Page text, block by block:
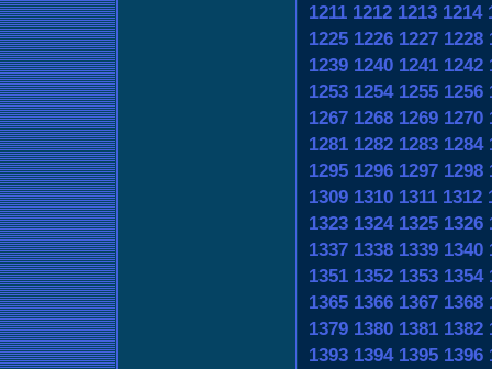
1211 1212 1213 1214
1225 1226 1227 1228
1239 1240 1241 1242
1253 1254 1255 1256
1267 1268 1269 1270
1281 1282 1283 1284
1295 1296 1297 1298
1309 1310 1311 1312
1323 1324 1325 1326
1337 1338 1339 1340
1351 1352 1353 1354
1365 1366 1367 1368
1379 1380 1381 1382
1393 1394 1395 1396